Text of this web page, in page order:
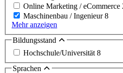
Online Marketing / eCommerce
Maschinenbau / Ingenieur8
Mehr anzeigen
Bildungsstand
Hochschule/Universität 8
Sprachen